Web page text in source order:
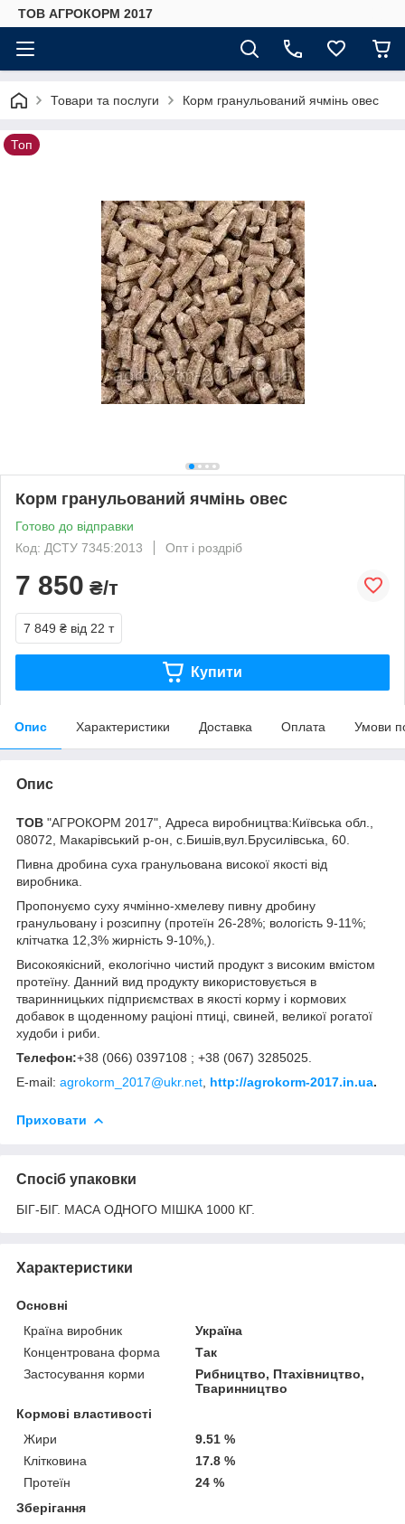
ТОВ АГРОКОРМ 2017
Товари та послуги Корм гранульований ячмінь овес
Топ
Корм гранульований ячмінь овес
Готово до відправки
Код: ДСТУ 7345:2013
Опт і роздріб
7 850 ₴/т
7 849 ₴ від 22 т
Купити
Опис Характеристики Доставка Оплата Умови
Опис
ТОВ "АГРОКОРМ 2017", Адреса виробництва:Київська обл.,
08072, Макарівський р-он, с.Бишів,вул.Брусилівська, 60.
Пивна дробина суха гранульована високої якості від
виробника.
Пропонуємо суху ячмінно-хмелеву пивну дробину
гранульовану і розсипну (протеїн 26-28%; вологість 9-11%;
клітчатка 12,3% жирність 9-10%,).
Високоякісний, екологічно чистий продукт з високим вмістом
протеїну. Данний вид продукту використовується в
тваринницьких підприємствах в якості корму і кормових
добавок в щоденному раціоні птиці, свиней, великої рогатої
худоби і риби.
Телефон:+38 (066) 0397108 ; +38 (067) 3285025.
E-mail: agrokorm_2017@ukr.net http://agrokorm-2017.in.ua.
Приховати
Спосіб упаковки
БІГ-БІГ. МАСА ОДНОГО МІШКА 1000 КГ.
Характеристики
Основні
Країна виробник
Україна
Концентрована форма
Так
Застосування корми
Рибництво, Птахівництво,
Тваринництво
Кормові властивості
Жири
9.51 %
Клітковина
17.8 %
Протеїн
24 %
Зберігання